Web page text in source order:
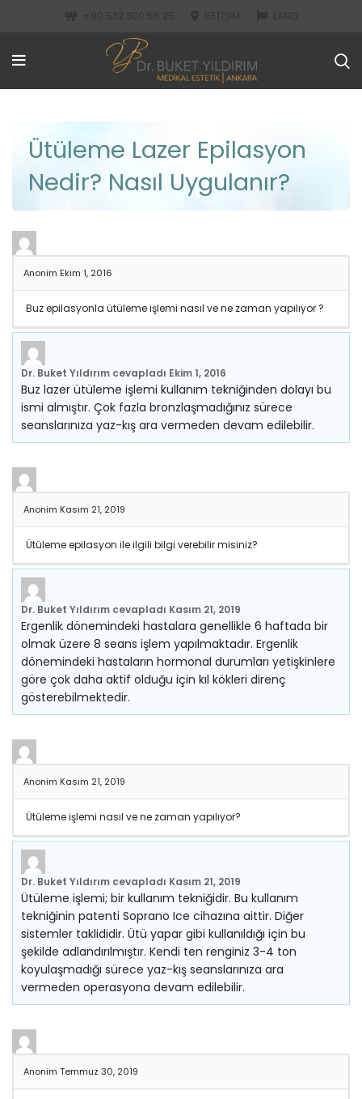
Ütüleme Lazer Epilasyon
Nedir? Nasıl Uygulanır?
Anonim Ekim 1, 2016
Buz epilasyonla ütüleme işlemi nasıl ve ne zaman yapılıyor ?
Dr. Buket Yıldırım cevapladı Ekim 1, 2016
Buz lazer ütüleme işlemi kullanım tekniğinden dolayı bu
ismi almıştır. Çok fazla bronzlaşmadığınız sürece
seanslarınıza yaz-kış ara vermeden devam edilebilir.
Anonim Kasım 21, 2019
Ütüleme epilasyon ile ilgili bilgi verebilir misiniz?
Dr. Buket Yıldırım cevapladı Kasım 21, 2019
Ergenlik dönemindeki hastalara genellikle 6 haftada bir
olmak üzere 8 seans işlem yapılmaktadır. Ergenlik
dönemindeki hastaların hormonal durumları yetişkinlere
göre çok daha aktif olduğu için kıl kökleri direnç
gösterebilmektedir.
Anonim Kasım 21, 2019
Ütüleme işlemi nasıl ve ne zaman yapılıyor?
Dr. Buket Yıldırım cevapladı Kasım 21, 2019
Ütüleme işlemi; bir kullanım tekniğidir. Bu kullanım
tekniğinin patenti Soprano Ice cihazına aittir. Diğer
sistemler taklididir. Ütü yapar gibi kullanıldığı için bu
şekilde adlandırılmıştır. Kendi ten renginiz 3-4 ton
koyulaşmadığı sürece yaz-kış seanslarınıza ara
vermeden operasyona devam edilebilir.
Anonim Temmuz 30, 2019